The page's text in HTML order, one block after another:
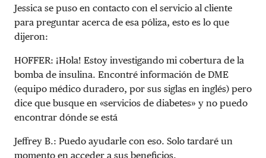
Jessica se puso en contacto con el servicio al cliente
para preguntar acerca de esa póliza, esto es lo que
dijeron:
HOFFER: ¡Hola! Estoy investigando mi cobertura de la
bomba de insulina. Encontré información de DME
(equipo médico duradero, por sus siglas en inglés) pero
dice que busque en «servicios de diabetes» y no puedo
encontrar dónde se está
Jeffrey B.: Puedo ayudarle con eso. Solo tardaré un
momento en acceder a sus beneficios.